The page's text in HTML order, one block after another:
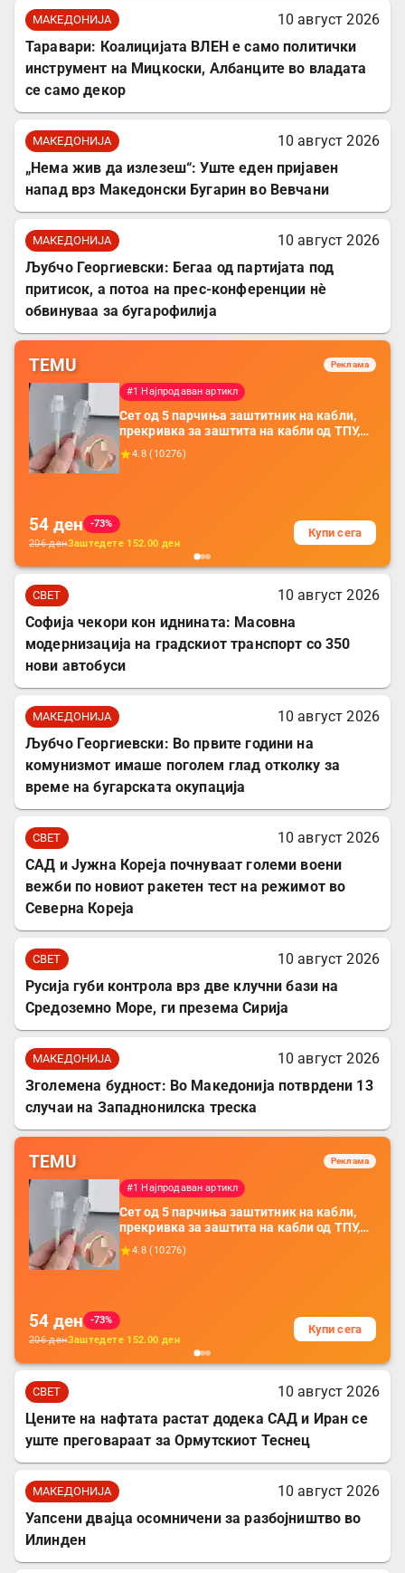
МАКЕДОНИЈА
10 август 2026
Таравари: Коалицијата ВЛЕН е само политички
инструмент на Мицкоски, Албанците во владата
се само декор
МАКЕДОНИЈА
10 август 2026
„Нема жив да излезеш“: Уште еден пријавен
напад врз Македонски Бугарин во Вевчани
МАКЕДОНИЈА
10 август 2026
Љубчо Георгиевски: Бегаа од партијата под
притисок, а потоа на прес-конференции нè
обвинуваа за бугарофилија
TEMU Реклама
#1 Најпродаван артикл
Сет од 5 парчиња заштитник на кабли,
прекривка за заштита на кабли од ТПУ,
додатоци за заштита на кабли, без
батерија, за мобилни телефони, комплет
4.8 (10276)
54 ден
-73%
206денЗаштедете 152.00 ден
Купи сега
СВЕТ
10 август 2026
Софија чекори кон иднината: Масовна
модернизација на градскиот транспорт со 350
нови автобуси
МАКЕДОНИЈА
10 август 2026
Љубчо Георгиевски: Во првите години на
комунизмот имаше поголем глад отколку за
време на бугарската окупација
СВЕТ
10 август 2026
САД и Јужна Кореја почнуваат големи воени
вежби по новиот ракетен тест на режимот во
Северна Кореја
СВЕТ
10 август 2026
Русија губи контрола врз две клучни бази на
Средоземно Море, ги презема Сирија
МАКЕДОНИЈА
10 август 2026
Зголемена будност: Во Македонија потврдени 13
случаи на Западнонилска треска
TEMU Реклама
#1 Најпродаван артикл
Сет од 5 парчиња заштитник на кабли,
прекривка за заштита на кабли од ТПУ,
додатоци за заштита на кабли, без
батерија, за мобилни телефони, комплет
4.8 (10276)
54 ден
-73%
206денЗаштедете 152.00 ден
Купи сега
СВЕТ
10 август 2026
Цените на нафтата растат додека САД и Иран се
уште преговараат за Ормутскиот Теснец
МАКЕДОНИЈА
10 август 2026
Уапсени двајца осомничени за разбојништво во
Илинден